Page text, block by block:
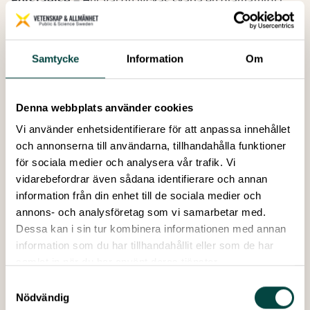
Samtycke Information Om
Denna webbplats använder cookies
Vi använder enhetsidentifierare för att anpassa innehållet
och annonserna till användarna, tillhandahålla funktioner
för sociala medier och analysera vår trafik. Vi
vidarebefordrar även sådana identifierare och annan
information från din enhet till de sociala medier och
annons- och analysföretag som vi samarbetar med.
Dessa kan i sin tur kombinera informationen med annan
information som du har tillhandahållit eller som de har
Nödvändig
din presentation och hur du använder språket
med hjälp av kroppsspråk, röst, utspel, osv.
deltävlingen
Ansök på ett av följande sätt:
Fyll i formulär och ladda upp din film här)
Alternativ A:
Spela in en video där du presenterar dig själv. Vi vill
veta:
• Vem är du?
• Vad forskar du om?
• Varför vill du vara med och tävla i Forskar Grand Prix?
Max 2 minuter.
Alternativ B:
minuterspresentation som du vill tävla med. Den